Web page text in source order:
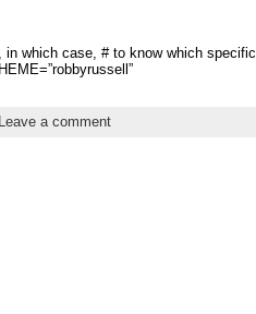
which case, # to know which specific
Leave a comment